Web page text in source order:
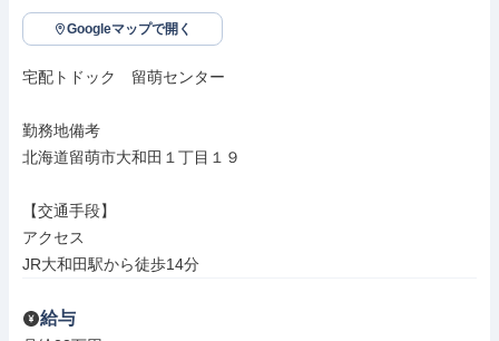
Googleマップで開く
宅配トドック　留萌センター
勤務地備考
北海道留萌市大和田１丁目１９
【交通手段】
アクセス
JR大和田駅から徒歩14分
給与